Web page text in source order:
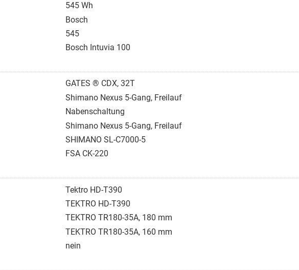
545 Wh
Bosch
545
Bosch Intuvia 100
GATES ® CDX, 32T
Shimano Nexus 5-Gang, Freilauf
Nabenschaltung
Shimano Nexus 5-Gang, Freilauf
SHIMANO SL-C7000-5
FSA CK-220
Tektro HD-T390
TEKTRO HD-T390
TEKTRO TR180-35A, 180 mm
TEKTRO TR180-35A, 160 mm
nein